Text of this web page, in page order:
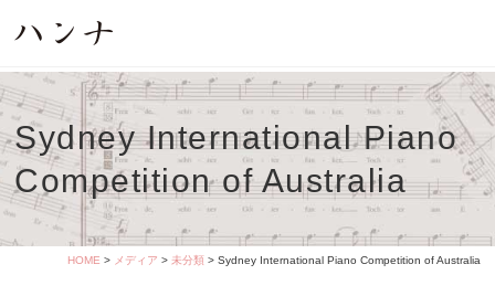
Sydney International Piano
Competition of Australia
HOME > メディア > 未分類> Sydney International Piano Competition of Australia